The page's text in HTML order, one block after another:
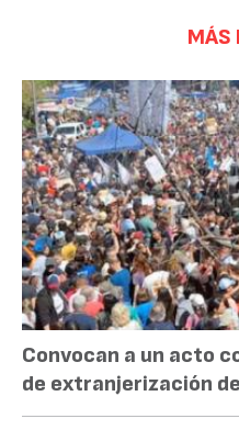
MÁS
Convocan a un acto
de extranjerización